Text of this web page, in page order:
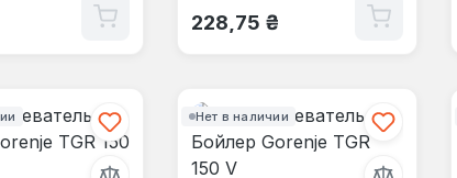
Обычная цена:
228,75 ₴
Нет в наличии